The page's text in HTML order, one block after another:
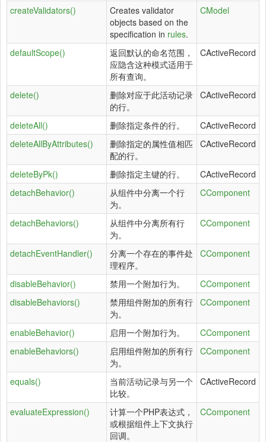
createValidators()
Creates validator
objects based on the
specification in rules.
CModel
defaultScope()
返回默认的命名范围，
应隐含这种模式适用于
所有查询。
CActiveRecord
delete()
删除对应于此活动记录
的行。
CActiveRecord
deleteAll() 删除指定条件的行。
CActiveRecord
deleteAllByAttributes()
删除指定的属性值相匹
配的行。
CActiveRecord
deleteByPk() 删除指定主键的行。
CActiveRecord
detachBehavior()
从组件中分离一个行
为。
CComponent
detachBehaviors()
从组件中分离所有行
为。
CComponent
detachEventHandler()
分离一个存在的事件处
理程序。
CComponent
disableBehavior() 禁用一个附加行为。
CComponent
disableBehaviors()
禁用组件附加的所有行
为。
CComponent
enableBehavior() 启用一个附加行为。
CComponent
enableBehaviors()
启用组件附加的所有行
为。
CComponent
equals()
当前活动记录与另一个
比较。
CActiveRecord
evaluateExpression()
计算一个PHP表达式，
或根据组件上下文执行
回调。
CComponent